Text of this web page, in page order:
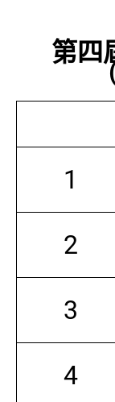
第四
1
2
3
4